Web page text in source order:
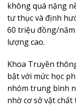
không quá nặng
tư thục và định
60 triệu đồng/
lượng cao.
Khoa Truyền
bật với mức học
nhóm trung bình
nhờ cơ sở vật